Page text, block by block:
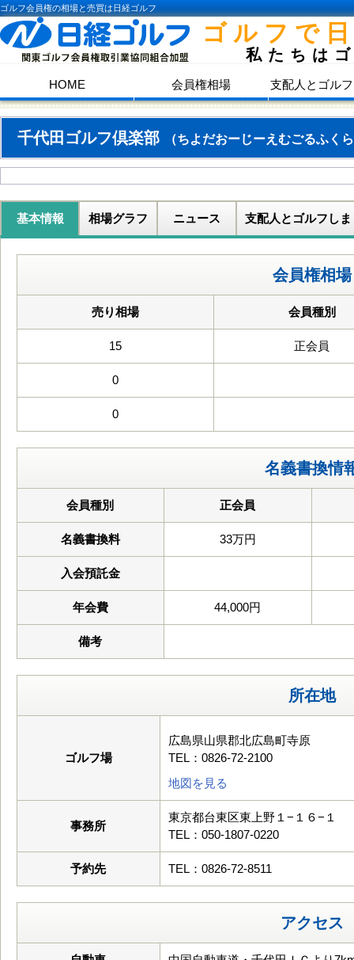
ゴルフ会員権の相場と売買は日経ゴルフ
ゴルフで
私たちは
HOME 会員権相場 支配人とゴル
千代田ゴルフ倶楽部 （ちよだおーじーえむごるふく
基本情報 相場グラフ ニュース 支配人とゴルフしま
会員権相場
売り相場 会員種別
15 正会員
0
0
名義書換情
会員種別 正会員
名義書換料 33万円
入会預託金
年会費 44,000円
備考
所在地
ゴルフ場
広島県山県郡北広島町寺原
TEL：0826-72-2100
地図を見る
事務所
東京都台東区東上野１−１６−１
TEL：050-1807-0220
予約先 TEL：0826-72-8511
アクセス